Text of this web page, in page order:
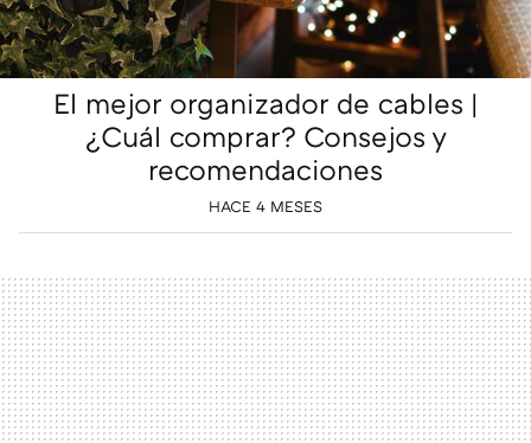
El mejor organizador de cables |
¿Cuál comprar? Consejos y
recomendaciones
HACE 4 MESES